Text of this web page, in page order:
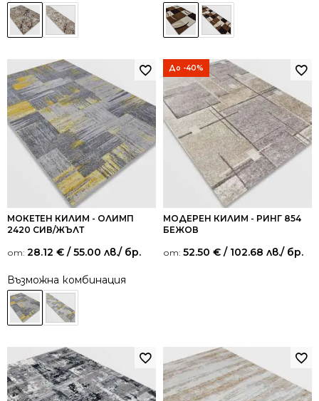
МОКЕТЕН КИЛИМ - ОЛИМП
2420 СИВ/ЖЪЛТ
от: 28.12 € / 55.00 лв./ бр.
Възможна комбинация
До -40%
МОДЕРЕН КИЛИМ - РИНГ 854
БЕЖОВ
от: 52.50 € / 102.68 лв./ бр.